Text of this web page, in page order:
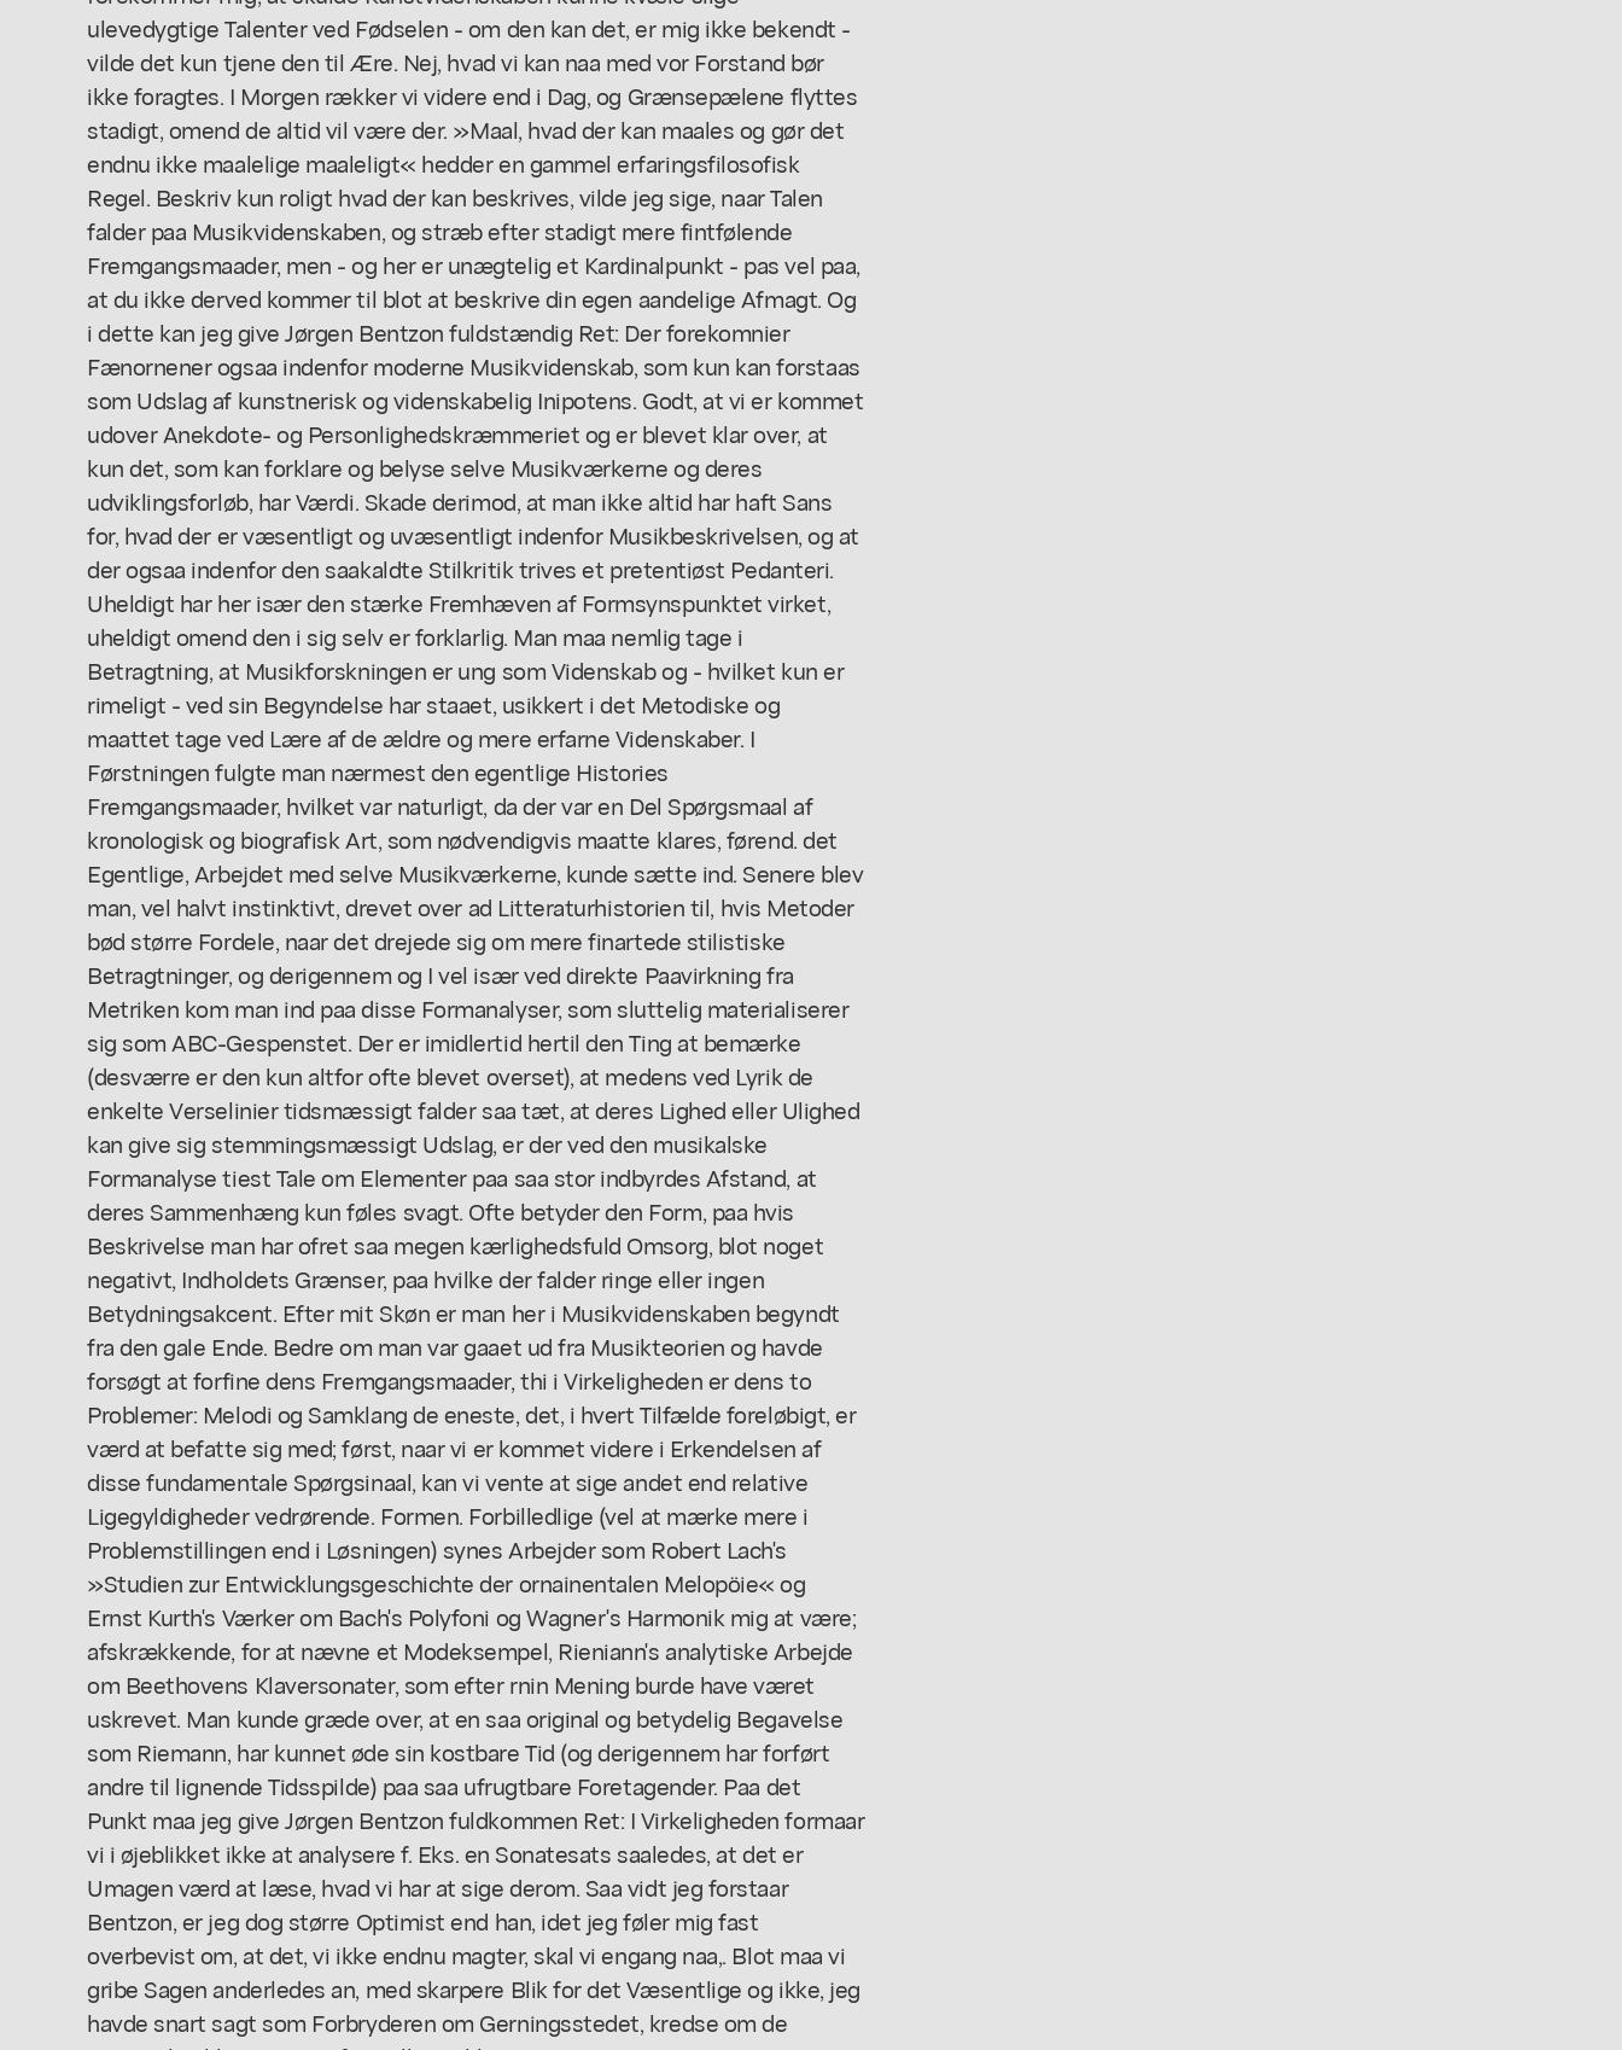
ulevedygtige Talenter ved Fødselen - om den kan det, er mig ikke bekendt -
vilde det kun tjene den til Ære. Nej, hvad vi kan naa med vor Forstand bør
ikke foragtes. I Morgen rækker vi videre end i Dag, og Grænsepælene flyttes
stadigt, omend de altid vil være der. »Maal, hvad der kan maales og gør det
endnu ikke maalelige maaleligt« hedder en gammel erfaringsfilosofisk
Regel. Beskriv kun roligt hvad der kan beskrives, vilde jeg sige, naar Talen
falder paa Musikvidenskaben, og stræb efter stadigt mere fintfølende
Fremgangsmaader, men - og her er unægtelig et Kardinalpunkt - pas vel paa,
at du ikke derved kommer til blot at beskrive din egen aandelige Afmagt. Og
i dette kan jeg give Jørgen Bentzon fuldstændig Ret: Der forekomnier
Fænornener ogsaa indenfor moderne Musikvidenskab, som kun kan forstaas
som Udslag af kunstnerisk og videnskabelig Inipotens. Godt, at vi er kommet
udover Anekdote- og Personlighedskræmmeriet og er blevet klar over, at
kun det, som kan forklare og belyse selve Musikværkerne og deres
udviklingsforløb, har Værdi. Skade derimod, at man ikke altid har haft Sans
for, hvad der er væsentligt og uvæsentligt indenfor Musikbeskrivelsen, og at
der ogsaa indenfor den saakaldte Stilkritik trives et pretentiøst Pedanteri.
Uheldigt har her især den stærke Fremhæven af Formsynspunktet virket,
uheldigt omend den i sig selv er forklarlig. Man maa nemlig tage i
Betragtning, at Musikforskningen er ung som Videnskab og - hvilket kun er
rimeligt - ved sin Begyndelse har staaet, usikkert i det Metodiske og
maattet tage ved Lære af de ældre og mere erfarne Videnskaber. I
Førstningen fulgte man nærmest den egentlige Histories
Fremgangsmaader, hvilket var naturligt, da der var en Del Spørgsmaal af
kronologisk og biografisk Art, som nødvendigvis maatte klares, førend. det
Egentlige, Arbejdet med selve Musikværkerne, kunde sætte ind. Senere blev
man, vel halvt instinktivt, drevet over ad Litteraturhistorien til, hvis Metoder
bød større Fordele, naar det drejede sig om mere finartede stilistiske
Betragtninger, og derigennem og I vel især ved direkte Paavirkning fra
Metriken kom man ind paa disse Formanalyser, som sluttelig materialiserer
sig som ABC-Gespenstet. Der er imidlertid hertil den Ting at bemærke
(desværre er den kun altfor ofte blevet overset), at medens ved Lyrik de
enkelte Verselinier tidsmæssigt falder saa tæt, at deres Lighed eller Ulighed
kan give sig stemmingsmæssigt Udslag, er der ved den musikalske
Formanalyse tiest Tale om Elementer paa saa stor indbyrdes Afstand, at
deres Sammenhæng kun føles svagt. Ofte betyder den Form, paa hvis
Beskrivelse man har ofret saa megen kærlighedsfuld Omsorg, blot noget
negativt, Indholdets Grænser, paa hvilke der falder ringe eller ingen
Betydningsakcent. Efter mit Skøn er man her i Musikvidenskaben begyndt
fra den gale Ende. Bedre om man var gaaet ud fra Musikteorien og havde
forsøgt at forfine dens Fremgangsmaader, thi i Virkeligheden er dens to
Problemer: Melodi og Samklang de eneste, det, i hvert Tilfælde foreløbigt, er
værd at befatte sig med; først, naar vi er kommet videre i Erkendelsen af
disse fundamentale Spørgsinaal, kan vi vente at sige andet end relative
Ligegyldigheder vedrørende. Formen. Forbilledlige (vel at mærke mere i
Problemstillingen end i Løsningen) synes Arbejder som Robert Lach's
»Studien zur Entwicklungsgeschichte der ornainentalen Melopöie« og
Ernst Kurth's Værker om Bach's Polyfoni og Wagner's Harmonik mig at være;
afskrækkende, for at nævne et Modeksempel, Rieniann's analytiske Arbejde
om Beethovens Klaversonater, som efter rnin Mening burde have været
uskrevet. Man kunde græde over, at en saa original og betydelig Begavelse
som Riemann, har kunnet øde sin kostbare Tid (og derigennem har forført
andre til lignende Tidsspilde) paa saa ufrugtbare Foretagender. Paa det
Punkt maa jeg give Jørgen Bentzon fuldkommen Ret: I Virkeligheden formaar
vi i øjeblikket ikke at analysere f. Eks. en Sonatesats saaledes, at det er
Umagen værd at læse, hvad vi har at sige derom. Saa vidt jeg forstaar
Bentzon, er jeg dog større Optimist end han, idet jeg føler mig fast
overbevist om, at det, vi ikke endnu magter, skal vi engang naa,. Blot maa vi
gribe Sagen anderledes an, med skarpere Blik for det Væsentlige og ikke, jeg
havde snart sagt som Forbryderen om Gerningsstedet, kredse om de